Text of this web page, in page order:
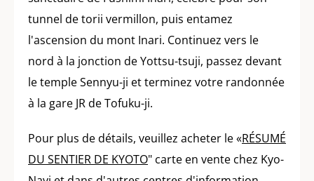
tunnel de torii vermillon, puis entamez
l'ascension du mont Inari. Continuez vers le
nord à la jonction de Yottsu-tsuji, passez devant
le temple Sennyu-ji et terminez votre randonnée
à la gare JR de Tofuku-ji.
Pour plus de détails, veuillez acheter le «RÉSUMÉ
DU SENTIER DE KYOTO" carte en vente chez Kyo-